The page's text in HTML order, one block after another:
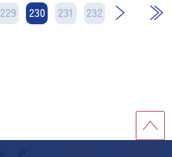
229 230 231 232
次 最後